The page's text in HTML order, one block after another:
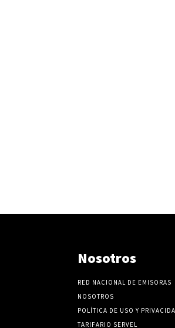
Nosotros
RED NACIONAL DE EMISORAS
NOSOTROS
POLÍTICA DE USO Y
TARIFARIO SERVEL